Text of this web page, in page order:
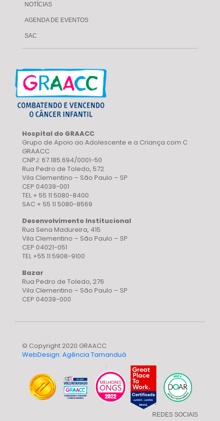
NOTÍCIAS
AGENDA DE EVENTOS
SAC
Hospital do GRAACC
Grupo de Apoio ao Adolescente e a Criança com C
GRAACC
CNPJ: 67.185.694/0001-50
Rua Pedro de Toledo, 572
Vila Clementino – São Paulo – SP
CEP 04039-001
TEL + 55 11 5080-8400
SAC + 55 11 5080-8569
Desenvolvimento Institucional
Rua Sena Madureira, 415
Vila Clementino – São Paulo – SP
CEP 04021-051
TEL +55 11 5908-9100
Bazar
Rua Pedro de Toledo, 276
Vila Clementino – São Paulo – SP
CEP 04039-000
© Copyright 2020 GRAACC
WebDesign: Agência Tamanduá
REDES SOCIAIS